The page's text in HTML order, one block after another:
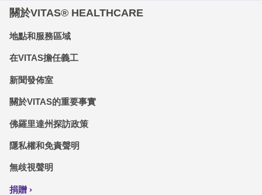
關於VITAS® HEALTHCARE
地點和服務區域
在VITAS擔任義工
新聞發佈室
關於VITAS的重要事實
佛羅里達州探訪政策
隱私權和免責聲明
無歧視聲明
捐贈